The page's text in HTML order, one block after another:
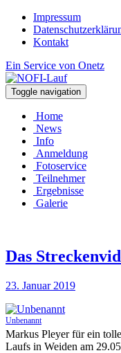
Impressum
Kontakt
Ein Service von Onetz
Toggle navigation
Home
News
Info
Anmeldung
Fotoservice
Teilnehmer
Ergebnisse
Galerie
Das
23. Januar 2019
Unbenannt
Markus Pleyer für ein
Laufs in Weiden am